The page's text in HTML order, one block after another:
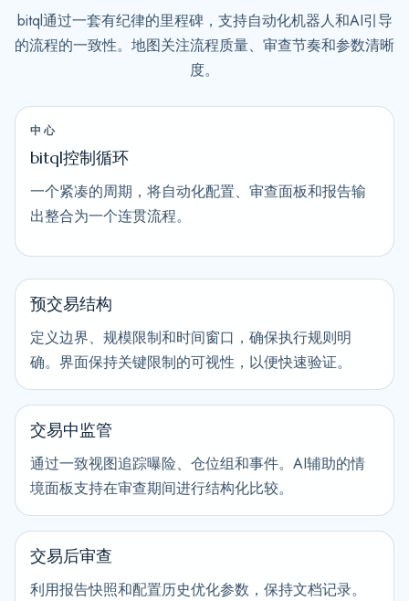
bitql通过一套有纪律的里程碑，支持自动化机器人和AI引导
的流程的一致性。地图关注流程质量、审查节奏和参数清晰
度。
中心
bitql控制循环
一个紧凑的周期，将自动化配置、审查面板和报告输
出整合为一个连贯流程。
预交易结构
定义边界、规模限制和时间窗口，确保执行规则明
确。界面保持关键限制的可视性，以便快速验证。
交易中监管
通过一致视图追踪曝险、仓位组和事件。AI辅助的情
境面板支持在审查期间进行结构化比较。
交易后审查
利用报告快照和配置历史优化参数，保持文档记录。